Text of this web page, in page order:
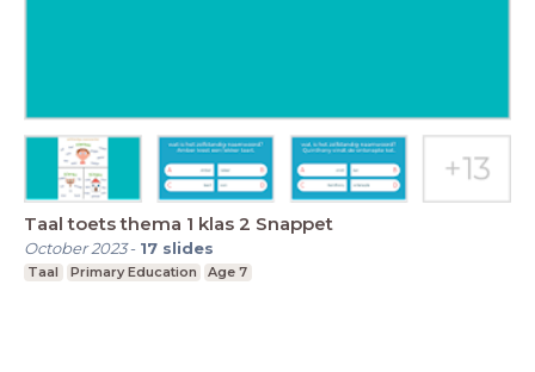
Taal toets thema 1 klas 2 Snappet
October 2023- 17 slides
Taal Primary Education Age 7